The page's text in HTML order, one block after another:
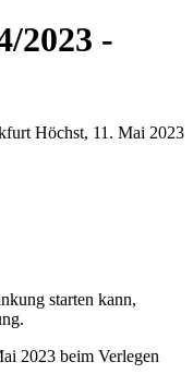
2023 -
Höchst, 11. Mai 2023
starten kann,
2023 beim Verlegen